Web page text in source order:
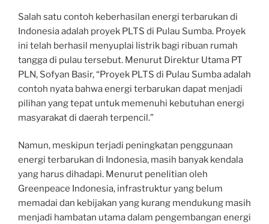
Salah satu contoh keberhasilan energi terbarukan di
Indonesia adalah proyek PLTS di Pulau Sumba. Proyek
ini telah berhasil menyuplai listrik bagi ribuan rumah
tangga di pulau tersebut. Menurut Direktur Utama PT
PLN, Sofyan Basir, “Proyek PLTS di Pulau Sumba adalah
contoh nyata bahwa energi terbarukan dapat menjadi
pilihan yang tepat untuk memenuhi kebutuhan energi
masyarakat di daerah terpencil.”
Namun, meskipun terjadi peningkatan penggunaan
energi terbarukan di Indonesia, masih banyak kendala
yang harus dihadapi. Menurut penelitian oleh
Greenpeace Indonesia, infrastruktur yang belum
memadai dan kebijakan yang kurang mendukung masih
menjadi hambatan utama dalam pengembangan energi